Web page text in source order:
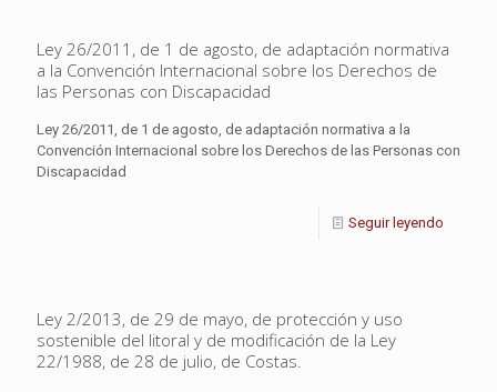
Ley 26/2011, de 1 de agosto, de adaptación normativa
a la Convención Internacional sobre los Derechos de
las Personas con Discapacidad
Ley 26/2011, de 1 de agosto, de adaptación normativa a la
Convención Internacional sobre los Derechos de las Personas con
Discapacidad
Seguir leyendo
Ley 2/2013, de 29 de mayo, de protección y uso
sostenible del litoral y de modificación de la Ley
22/1988, de 28 de julio, de Costas.